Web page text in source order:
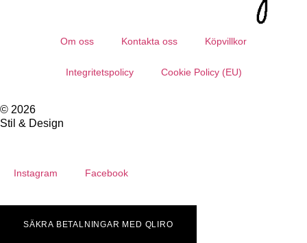
Om oss Kontakta oss Köpvillkor
Integritetspolicy Cookie Policy (EU)
© 2026
Stil & Design
Instagram Facebook
SÄKRA BETALNINGAR MED QLIRO